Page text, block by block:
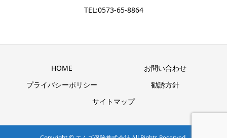
TEL:0573-65-8864
HOME
お問い合わせ
プライバシーポリシー
勧誘方針
サイトマップ